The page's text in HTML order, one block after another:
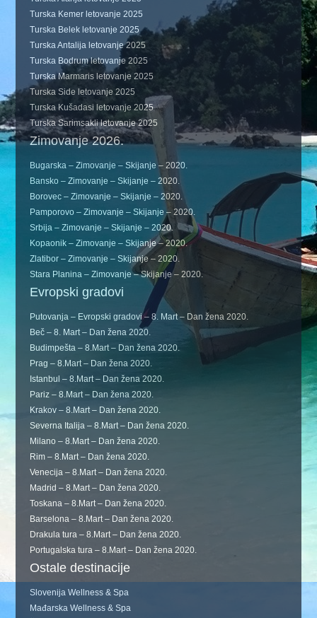
Turska Kemer letovanje 2025
Turska Belek letovanje 2025
Turska Antalija letovanje 2025
Turska Bodrum letovanje 2025
Turska Marmaris letovanje 2025
Turska Side letovanje 2025
Turska Kušadasi letovanje 2025
Turska Sarimsakli letovanje 2025
Zimovanje 2026.
Bugarska – Zimovanje – Skijanje – 2020.
Bansko – Zimovanje – Skijanje – 2020.
Borovec – Zimovanje – Skijanje – 2020.
Pamporovo – Zimovanje – Skijanje – 2020.
Srbija – Zimovanje – Skijanje – 2020.
Kopaonik – Zimovanje – Skijanje – 2020.
Zlatibor – Zimovanje – Skijanje – 2020.
Stara Planina – Zimovanje – Skijanje – 2020.
Evropski gradovi
Putovanja – Evropski gradovi – 8. Mart – Dan žena 2020.
Beč – 8. Mart – Dan žena 2020.
Budimpešta – 8.Mart – Dan žena 2020.
Prag – 8.Mart – Dan žena 2020.
Istanbul – 8.Mart – Dan žena 2020.
Pariz – 8.Mart – Dan žena 2020.
Krakov – 8.Mart – Dan žena 2020.
Severna Italija – 8.Mart – Dan žena 2020.
Milano – 8.Mart – Dan žena 2020.
Rim – 8.Mart – Dan žena 2020.
Venecija – 8.Mart – Dan žena 2020.
Madrid – 8.Mart – Dan žena 2020.
Toskana – 8.Mart – Dan žena 2020.
Barselona – 8.Mart – Dan žena 2020.
Drakula tura – 8.Mart – Dan žena 2020.
Portugalska tura – 8.Mart – Dan žena 2020.
Ostale destinacije
Slovenija Wellness & Spa
Mađarska Wellness & Spa